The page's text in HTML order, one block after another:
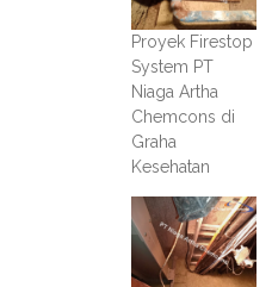
Proyek Firestop
System PT
Niaga Artha
Chemcons di
Graha
Kesehatan